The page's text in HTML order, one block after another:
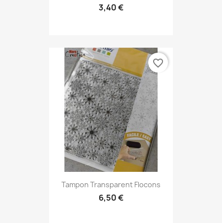
3,40 €
Tampon Transparent Flocons
6,50 €
favorite_border